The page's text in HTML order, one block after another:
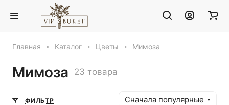
Главная Каталог Цветы Мимоза
Мимоза 23 товара
ФИЛЬТР Сначала популярные